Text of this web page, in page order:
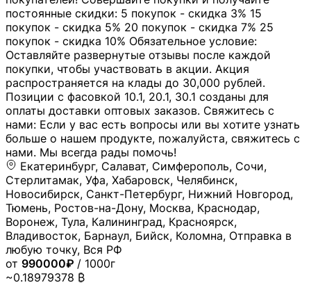
постоянные скидки: 5 покупок - скидка 3% 15
покупок - скидка 5% 20 покупок - скидка 7% 25
покупок - скидка 10% Обязательное условие:
Оставляйте развернутые отзывы после каждой
покупки, чтобы участвовать в акции. Акция
распространяется на клады до 30,000 рублей.
Позиции с фасовкой 10.1, 20.1, 30.1 созданы для
оплаты доставки оптовых заказов. Свяжитесь с
нами: Если у вас есть вопросы или вы хотите узнать
больше о нашем продукте, пожалуйста, свяжитесь с
нами. Мы всегда рады помочь!
Екатеринбург, Салават, Симферополь, Сочи,
Стерлитамак, Уфа, Хабаровск, Челябинск,
Новосибирск, Санкт-Петербург, Нижний Новгород,
Тюмень, Ростов-на-Дону, Москва, Краснодар,
Воронеж, Тула, Калининград, Красноярск,
Владивосток, Барнаул, Бийск, Коломна, Отправка в
любую точку, Вся РФ
от 990000₽ / 1000г
~0.18979378 ₿